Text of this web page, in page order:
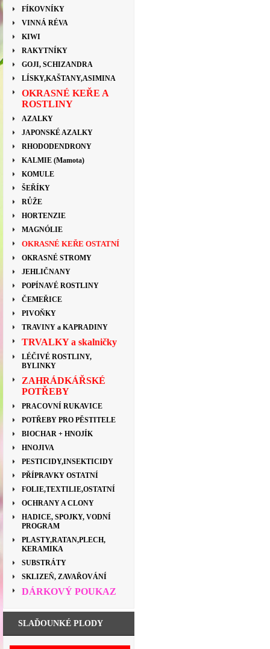
FÍKOVNÍKY
VINNÁ RÉVA
KIWI
RAKYTNÍKY
GOJI, SCHIZANDRA
LÍSKY,KAŠTANY,ASIMINA
OKRASNÉ KEŘE A
ROSTLINY
AZALKY
JAPONSKÉ AZALKY
RHODODENDRONY
KALMIE (Mamota)
KOMULE
ŠEŘÍKY
RŮŽE
HORTENZIE
MAGNÓLIE
OKRASNÉ KEŘE OSTATNÍ
OKRASNÉ STROMY
JEHLIČNANY
POPÍNAVÉ ROSTLINY
ČEMEŘICE
PIVOŇKY
TRAVINY a KAPRADINY
TRVALKY a skalničky
LÉČIVÉ ROSTLINY,
BYLINKY
ZAHRÁDKÁŘSKÉ
POTŘEBY
PRACOVNÍ RUKAVICE
POTŘEBY PRO PĚSTITELE
BIOCHAR + HNOJÍK
HNOJIVA
PESTICIDY,INSEKTICIDY
PŘÍPRAVKY OSTATNÍ
FOLIE,TEXTILIE,OSTATNÍ
OCHRANY A CLONY
HADICE, SPOJKY, VODNÍ
PROGRAM
PLASTY,RATAN,PLECH,
KERAMIKA
SUBSTRÁTY
SKLIZEŇ, ZAVAŘOVÁNÍ
DÁRKOVÝ POUKAZ
SLAĎOUNKÉ PLODY